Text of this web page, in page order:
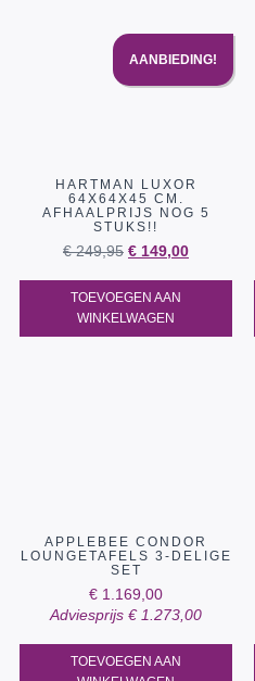
AANBIEDING!
HARTMAN LUXOR
64X64X45 CM.
AFHAALPRIJS NOG 5
STUKS!!
€249,95 € 149,00
TOEVOEGEN AAN
WINKELWAGEN
APPLEBEE CONDOR
LOUNGETAFELS 3-DELIGE
SET
€ 1.169,00
Adviesprijs €1.273,00
TOEVOEGEN AAN